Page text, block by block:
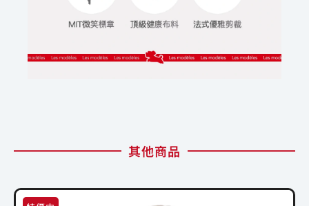
其他商品